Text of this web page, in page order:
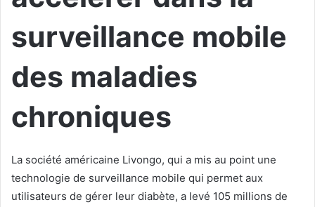
surveillance mobile
des maladies
chroniques
La société américaine Livongo, qui a mis au point une
technologie de surveillance mobile qui permet aux
utilisateurs de gérer leur diabète, a levé 105 millions de